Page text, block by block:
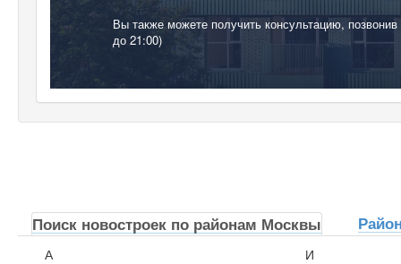
Вы также можете получить консультацию,
до 21:00)
Поиск новостроек по районам Москвы
А
И